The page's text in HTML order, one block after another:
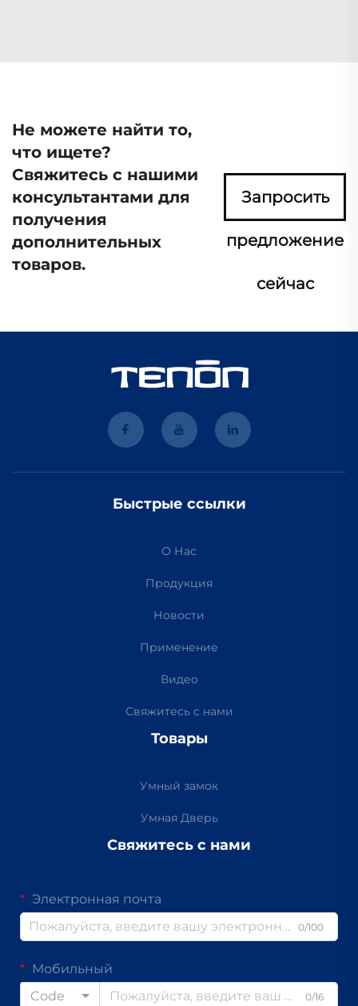
Не можете найти то,
что ищете?
Свяжитесь с нашими
консультантами для
получения
дополнительных
товаров.
Запросить
предложение
сейчас
Быстрые ссылки
О Нас
Продукция
Новости
Применение
Видео
Свяжитесь с нами
Товары
Умный замок
Умная Дверь
Свяжитесь с нами
Электронная почта
0/100
Мобильный
Code
0/16